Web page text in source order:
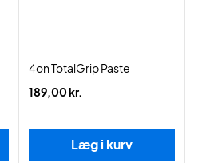
4on TotalGrip Paste
189,00 kr.
Læg i kurv